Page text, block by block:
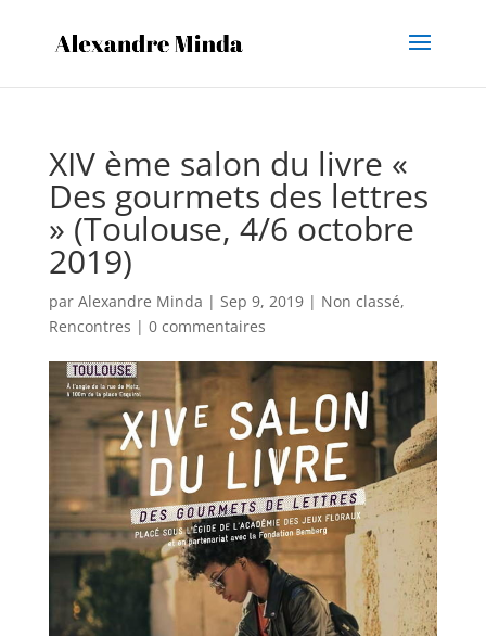
XIV ème salon du livre «
Des gourmets des lettres
» (Toulouse, 4/6 octobre
2019)
par Alexandre Minda | Sep 9, 2019| Non classé,
Rencontres | 0 commentaires